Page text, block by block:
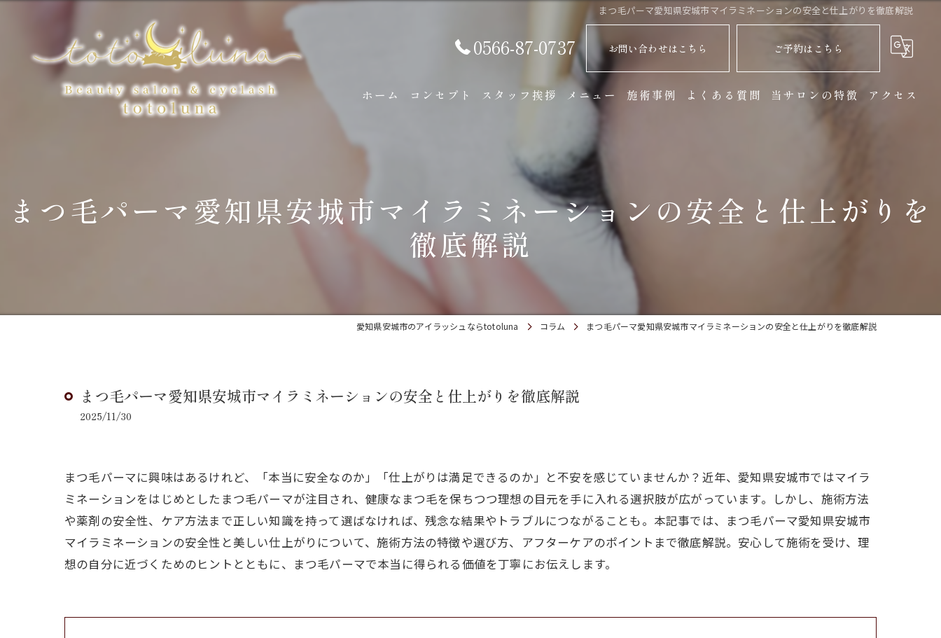
まつ毛パーマ愛知県安城市マイラミネーションの安全と仕上がりを徹底解説
0566-87-0737 お問い合わせはこちら ご予約はこちら
ホーム コンセプト スタッフ挨拶 メニュー 施術事例 よくある質問 当サロンの特徴
ヘッドスパ
アクセス
まつ毛パーマ愛知県安城市マイラミネーションの安全と仕上がりを
徹底解説
愛知県安城市のアイラッシュならtotoluna コラム まつ毛パーマ愛知県安城市マイラミネーションの安全と仕上がりを徹底解説
まつ毛パーマ愛知県安城市マイラミネーションの安全と仕上がりを徹底解説
2025/11/30
まつ毛パーマに興味はあるけれど、「本当に安全なのか」「仕上がりは満足できるのか」と不安を感じていませんか？近年、愛知県安城市ではマイラ
ミネーションをはじめとしたまつ毛パーマが注目され、健康なまつ毛を保ちつつ理想の目元を手に入れる選択肢が広がっています。しかし、施術方法
や薬剤の安全性、ケア方法まで正しい知識を持って選ばなければ、残念な結果やトラブルにつながることも。本記事では、まつ毛パーマ愛知県安城市
マイラミネーションの安全性と美しい仕上がりについて、施術方法の特徴や選び方、アフターケアのポイントまで徹底解説。安心して施術を受け、理
想の自分に近づくためのヒントとともに、まつ毛パーマで本当に得られる価値を丁寧にお伝えします。